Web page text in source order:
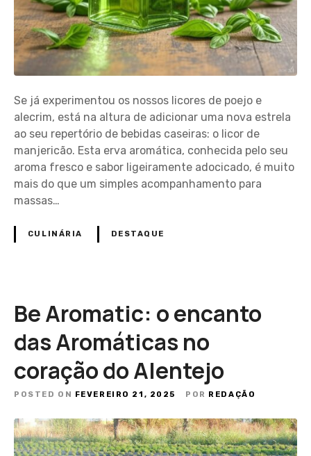
Se já experimentou os nossos licores de poejo e
alecrim, está na altura de adicionar uma nova estrela
ao seu repertório de bebidas caseiras: o licor de
manjericão. Esta erva aromática, conhecida pelo seu
aroma fresco e sabor ligeiramente adocicado, é muito
mais do que um simples acompanhamento para
massas…
CULINÁRIA DESTAQUE
Be Aromatic: o encanto
das Aromáticas no
coração do Alentejo
POSTED ON FEVEREIRO 21, 2025 POR REDAÇÃO